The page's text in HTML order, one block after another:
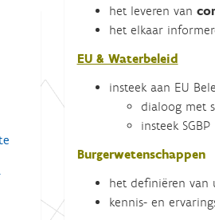
het leveren van
het elkaar
EU & Waterbeleid
insteek aan EU
dialoog met
insteek SGBP
Burgerwetenschappen
het definiëren van
kennis- en